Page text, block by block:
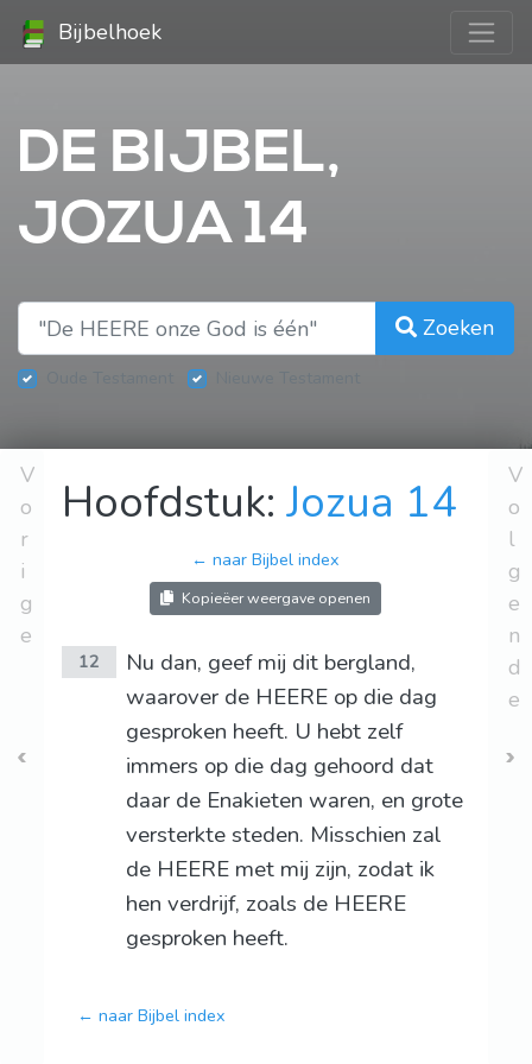
Bijbelhoek
DE BIJBEL,
JOZUA 14
Zoeken
V
o
r
i
g
e
Hoofdstuk:Jozua 14
← naar Bijbel index
Kopieëer weergave openen
12
Nu dan, geef mij dit bergland,
waarover de HEERE op die dag
gesproken heeft. U hebt zelf
immers op die dag gehoord dat
daar de Enakieten waren, en grote
versterkte steden. Misschien zal
de HEERE met mij zijn, zodat ik
hen verdrijf, zoals de HEERE
gesproken heeft.
← naar Bijbel index
V
o
l
g
e
n
d
e